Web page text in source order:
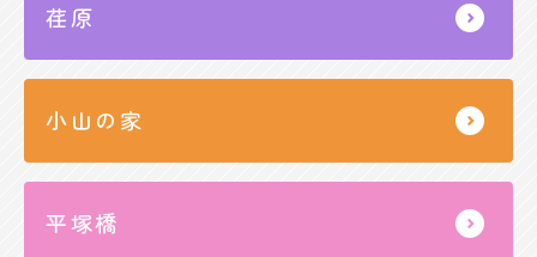
荏原
小山の家
平塚橋